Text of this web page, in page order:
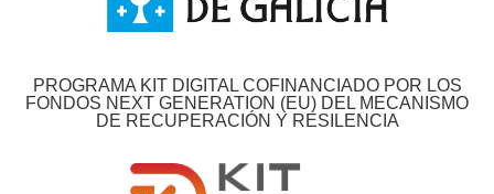
PROGRAMA KIT DIGITAL COFINANCIADO POR LOS
FONDOS NEXT GENERATION (EU) DEL MECANISMO
DE RECUPERACIÓN Y RESILENCIA